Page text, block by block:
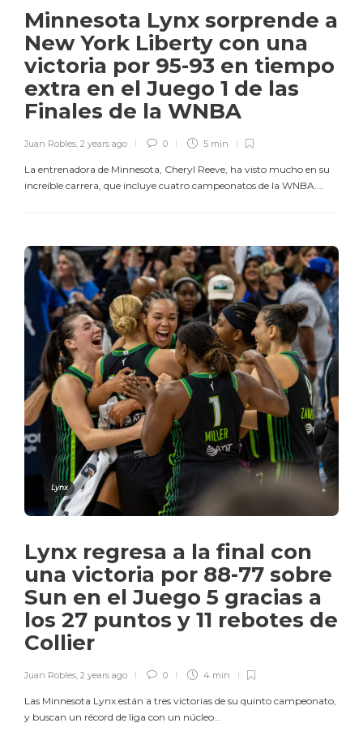
Minnesota Lynx sorprende a
New York Liberty con una
victoria por 95-93 en tiempo
extra en el Juego 1 de las
Finales de la WNBA
Juan Robles 2 years ago 0 5 min
La entrenadora de Minnesota, Cheryl Reeve, ha visto mucho en su
increíble carrera, que incluye cuatro campeonatos de la WNBA....
Lynx
Lynx regresa a la final con
una victoria por 88-77 sobre
Sun en el Juego 5 gracias a
los 27 puntos y 11 rebotes de
Collier
Juan Robles, 2 years ago 0 4 min
Las Minnesota Lynx están a tres victorias de su quinto campeonato,
y buscan un récord de liga con un núcleo...